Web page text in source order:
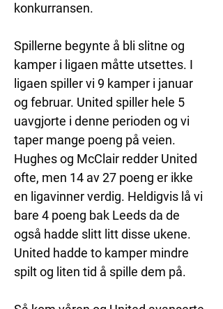
konkurransen.
Spillerne begynte å bli slitne og
kamper i ligaen måtte utsettes. I
ligaen spiller vi 9 kamper i januar
og februar. United spiller hele 5
uavgjorte i denne perioden og vi
taper mange poeng på veien.
Hughes og McClair redder United
ofte, men 14 av 27 poeng er ikke
en ligavinner verdig. Heldigvis lå vi
bare 4 poeng bak Leeds da de
også hadde slitt litt disse ukene.
United hadde to kamper mindre
spilt og liten tid å spille dem på.